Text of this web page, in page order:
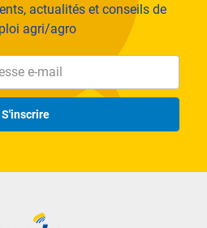
actualités et conseils de
agri/agro
S'inscrire